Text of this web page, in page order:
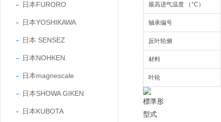
日本FURORO
日本YOSHIKAWA
日本 SENSEZ
日本NOHKEN
日本magnescale
日本SHOWA GIKEN
日本KUBOTA
最高进气温度 （°C）
轴承编号
反叶轮侧
材料
叶轮
標準形
型式